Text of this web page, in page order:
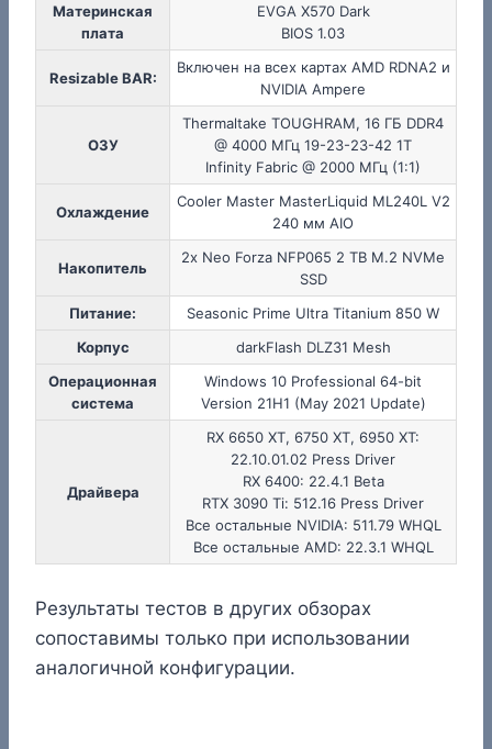
Материнская
плата
EVGA X570 Dark
BIOS 1.03
Resizable BAR:
Включен на всех картах AMD RDNA2 и
NVIDIA Ampere
ОЗУ
Thermaltake TOUGHRAM, 16 ГБ DDR4
@ 4000 МГц 19-23-23-42 1T
Infinity Fabric @ 2000 МГц (1:1)
Охлаждение
Cooler Master MasterLiquid ML240L V2
240 мм AIO
Накопитель
2x Neo Forza NFP065 2 TB M.2 NVMe
SSD
Питание:
Seasonic Prime Ultra Titanium 850 W
Корпус
darkFlash DLZ31 Mesh
Операционная
система
Windows 10 Professional 64-bit
Version 21H1 (May 2021 Update)
Драйвера
RX 6650 XT, 6750 XT, 6950 XT:
22.10.01.02 Press Driver
RX 6400: 22.4.1 Beta
RTX 3090 Ti: 512.16 Press Driver
Все остальные NVIDIA: 511.79 WHQL
Все остальные AMD: 22.3.1 WHQL
Результаты тестов в других обзорах
сопоставимы только при использовании
аналогичной конфигурации.